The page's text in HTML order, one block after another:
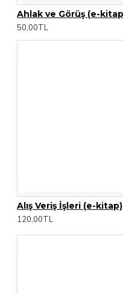
Ahlak ve Görüş (e-
50,00TL
Alış Veriş İşleri (e-kitap)
120,00TL